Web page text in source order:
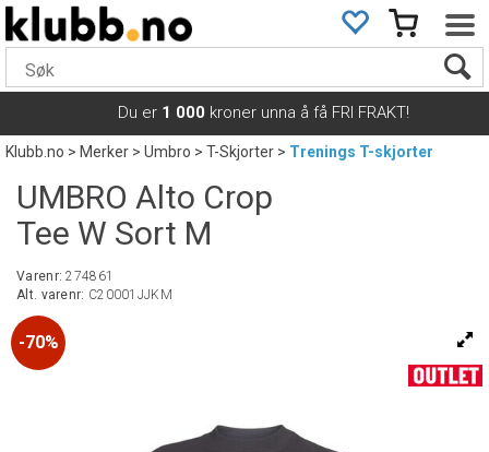
Du er 1 000 kroner unna å få FRI FRAKT!
Klubb.no>Merker>Umbro>T-Skjorter>Trenings T-skjorter
UMBRO Alto Crop
Tee W Sort M
Varenr:274861
Alt. varenr: C20001JJKM
70%